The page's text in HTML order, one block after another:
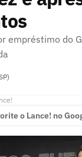
empréstimo do
o Lance! no